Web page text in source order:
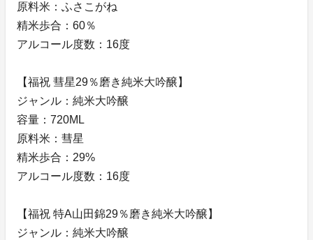
原料米：ふさこがね
精米歩合：60％
アルコール度数：16度
【福祝 彗星29％磨き純米大吟醸】
ジャンル：純米大吟醸
容量：720ML
原料米：彗星
精米歩合：29%
アルコール度数：16度
【福祝 特A山田錦29％磨き純米大吟醸】
ジャンル：純米大吟醸